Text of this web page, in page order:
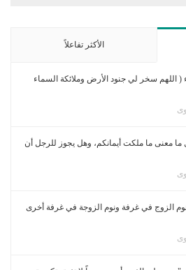
الأكثر تفاعلاً
اللهم سخر لي جنود الأرض وملائكة السماء
معنى ما ملكت أيمانكم، وهل يجوز للرجل أن
الزوج في غرفة ونوم الزوجة في غرفة أخرى